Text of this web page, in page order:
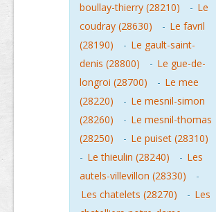
boullay-thierry (28210)
- Le
coudray (28630)
- Le favril
(28190)
- Le gault-saint-
denis (28800)
- Le gue-de-
longroi (28700)
- Le mee
(28220)
- Le mesnil-simon
(28260)
- Le mesnil-thomas
(28250)
- Le puiset (28310)
- Le thieulin (28240) - Les
autels-villevillon (28330)
-
Les chatelets (28270)
- Les